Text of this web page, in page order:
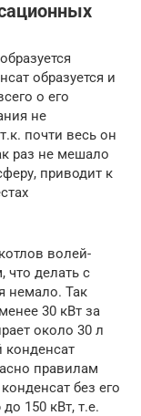
образуется и
о его
не
почти весь он
раз не мешало
приводит к
волей-
что делать с
немало. Так
30 кВт за
около 30 л
конденсат
правилам
без его
150 кВт, т.е.